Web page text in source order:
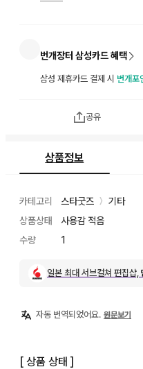
번개장터 삼성카드 혜택
삼성 제휴카드 결제 시 번개포
공유
상품정보
카테고리 스타굿즈 〉
기타
상품상태
사용감 적음
수량
1
일본 최대 서브컬쳐 편집샵,
자동 번역되었어요. 원문보기
[ 상품 상태 ]